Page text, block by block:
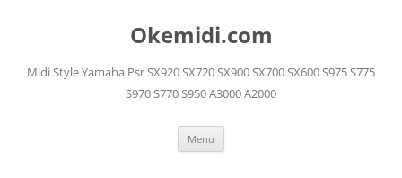
Okemidi.com
Midi Style Yamaha Psr SX920 SX720 SX900 SX700 SX600 S975 S775
S970 S770 S950 A3000 A2000
Menu